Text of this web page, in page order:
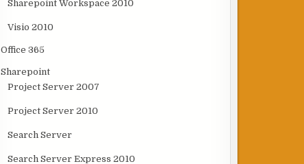
Sharepoint Workspace 2010
Visio 2010
Office 365
Sharepoint
Project Server 2007
Project Server 2010
Search Server
Search Server Express 2010